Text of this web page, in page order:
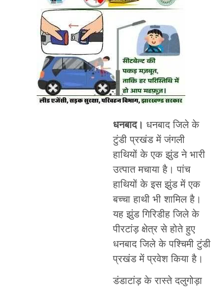
धनबाद। धनबाद जिले के
टुंडी प्रखंड में जंगली
हाथियों के एक झुंड ने भारी
उत्पात मचाया है। पांच
हाथियों के इस झुंड में एक
बच्चा हाथी भी शामिल है।
यह झुंड गिरिडीह जिले के
पीरटांड़ क्षेत्र से होते हुए
धनबाद जिले के पश्चिमी टुंडी
प्रखंड में प्रवेश किया है।
डंडाटांड़ के रास्ते दलुगोड़ा